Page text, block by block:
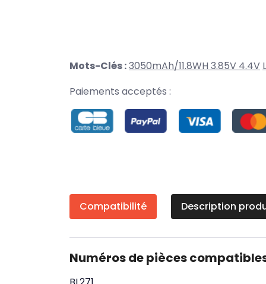
Mots-Clés :3050mAh/11.8WH 3.85V 4.4V
Paiements acceptés :
Compatibilité Description
Numéros de pièces